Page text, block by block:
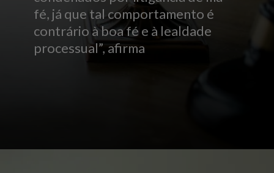
fé, já que tal comportamento é
contrário à boa fé e à lealdade
processual”, afirma